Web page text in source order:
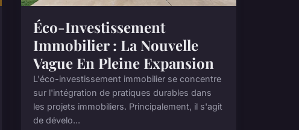
Éco-Investissement
Immobilier : La Nouvelle
Vague En Pleine Expansion
L'éco-investissement immobilier se concentre
sur l'intégration de pratiques durables dans
les projets immobiliers. Principalement, il s'agit
de dévelo...